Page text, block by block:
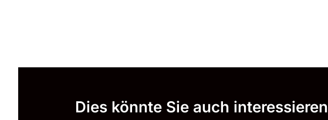
Dies könnte Sie auch interessieren